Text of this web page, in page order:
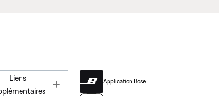
Liens
Application Bose